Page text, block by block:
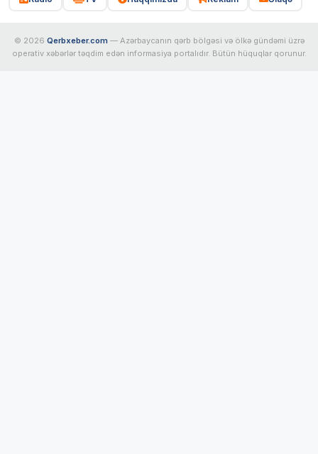
© 2026 Qerbxeber.com — Azərbaycanın qərb bölgəsi və ölkə gündəmi üzrə
operativ xəbərlər təqdim edən informasiya portalıdır. Bütün hüquqlar qorunur.